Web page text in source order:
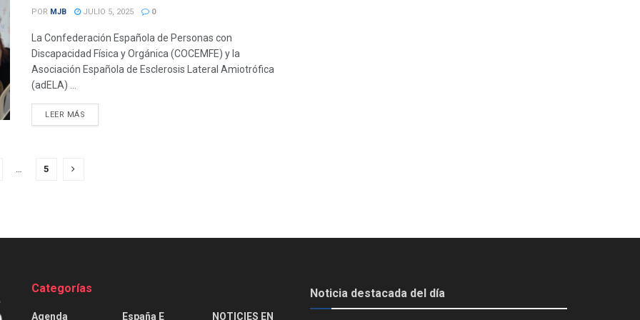
POR MJB JULIO 5, 2025 0
La Confederación Española de Personas con
Discapacidad Física y Orgánica (COCEMFE) y la
Asociación Española de Esclerosis Lateral Amiotrófica
(adELA) ...
LEER MÁS
5
Categorías
Agenda España E NOTICIES EN
Noticia destacada del día